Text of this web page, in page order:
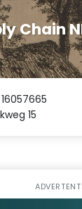
Chain
16057665
15